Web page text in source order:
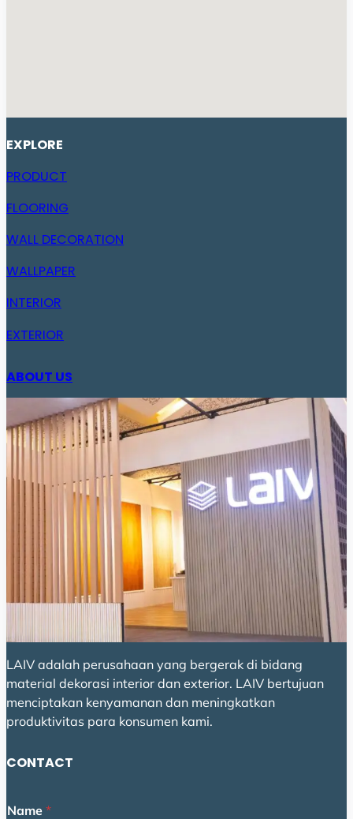
EXPLORE
PRODUCT
FLOORING
WALL DECORATION
WALLPAPER
INTERIOR
EXTERIOR
ABOUT US
LAIV adalah perusahaan yang bergerak di bidang
material dekorasi interior dan exterior. LAIV bertujuan
menciptakan kenyamanan dan meningkatkan
produktivitas para konsumen kami.
CONTACT
rName *